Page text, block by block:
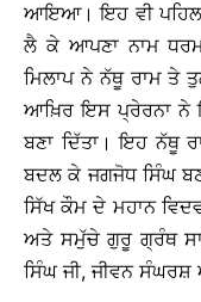
ਆਇਆ। ਇਹ ਵੀ ਪਹਿਲਾਂ
ਲੈ ਕੇ ਆਪਣਾ ਨਾਮ
ਮਿਲਾਪ ਨੇ ਨੱਥੂ ਰਾਮ ਤੇ
ਆਖ਼ਿਰ ਇਸ ਪ੍ਰੇਰਨਾ ਨੇ
ਬਣਾ ਦਿੱਤਾ। ਇਹ ਨੱਥੂ
ਬਦਲ ਕੇ ਜਗਜੋਧ ਸਿੰਘ
ਸਿੱਖ ਕੌਮ ਦੇ ਮਹਾਨ
ਅਤੇ ਸਮੁੱਚੇ ਗੁਰੂ ਗ੍ਰੰਥ
ਸਿੰਘ ਜੀ, ਜੀਵਨ